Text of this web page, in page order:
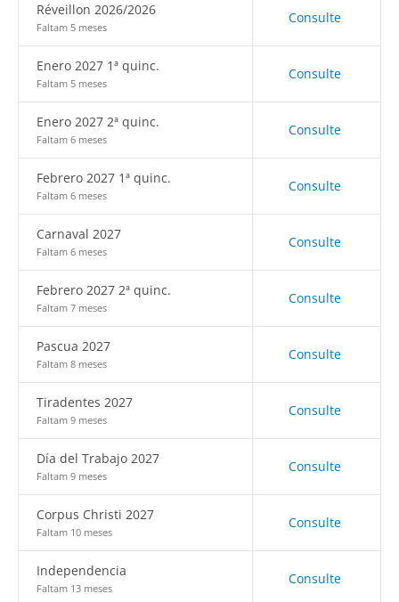
Réveillon 2026/2026
Faltam 5 meses
Consulte
Enero 2027 1ª quinc.
Faltam 5 meses
Consulte
Enero 2027 2ª quinc.
Faltam 6 meses
Consulte
Febrero 2027 1ª quinc.
Faltam 6 meses
Consulte
Carnaval 2027
Faltam 6 meses
Consulte
Febrero 2027 2ª quinc.
Faltam 7 meses
Consulte
Pascua 2027
Faltam 8 meses
Consulte
Tiradentes 2027
Faltam 9 meses
Consulte
Día del Trabajo 2027
Faltam 9 meses
Consulte
Corpus Christi 2027
Faltam 10 meses
Consulte
Independencia
Faltam 13 meses
Consulte